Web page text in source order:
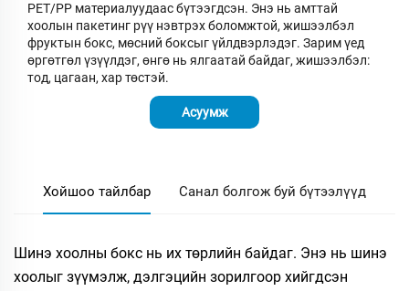
PET/PP материалуудаас бүтээгдсэн. Энэ нь амттай
хоолын пакетинг рүү нэвтрэх боломжтой, жишээлбэл
фруктын бокс, мөсний боксыг үйлдвэрлэдэг. Зарим үед
өргөтгөл үзүүлдэг, өнгө нь ялгаатай байдаг, жишээлбэл:
тод, цагаан, хар төстэй.
Асуумж
Хойшоо тайлбар Санал болгож буй бүтээлүүд
Шинэ хоолны бокс нь их төрлийн байдаг. Энэ нь шинэ
хоолыг зүүмэлж, дэлгэцийн зорилгоор хийгдсэн